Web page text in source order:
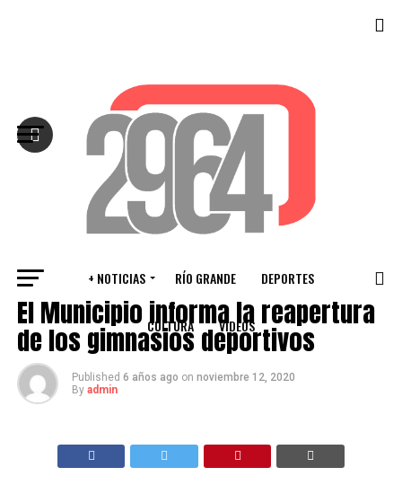
+ NOTICIAS RÍO GRANDE DEPORTES
CULTURA VIDEOS
RÍO GRANDE
El Municipio informa la reapertura
de los gimnasios deportivos
Published 6 años ago on noviembre 12, 2020
By admin